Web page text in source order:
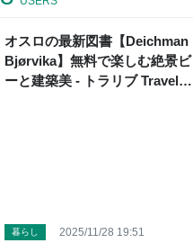
オスロの最新図書【Deichman
Bjørvika】無料で楽しむ絶景ビ
ーと建築美 - トラリブ Travel
暮らし 2025/11/28 19:51